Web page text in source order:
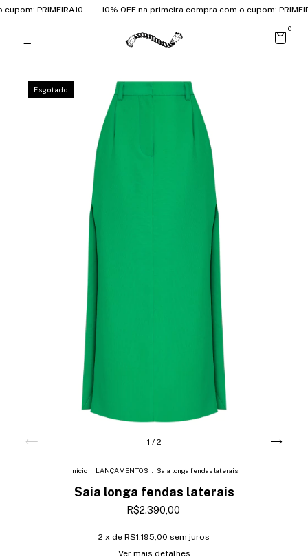
PRIMEIRA10 10% OFF na primeira compra com o cupom:
0
Esgotado
1 / 2
Início LANÇAMENTOS Saia longa fendas laterais
Saia longa fendas laterais
R$2.390,00
2 x de R$1.195,00 sem juros
Ver mais detalhes